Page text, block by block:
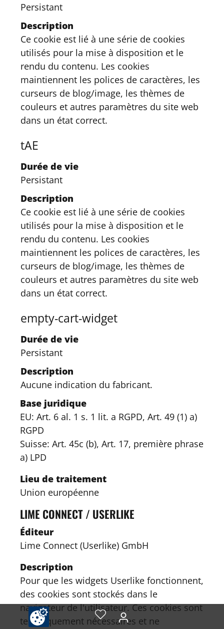
Persistant
Description
Ce cookie est lié à une série de cookies
utilisés pour la mise à disposition et le
rendu du contenu. Les cookies
maintiennent les polices de caractères, les
curseurs de blog/image, les thèmes de
couleurs et autres paramètres du site web
dans un état correct.
tAE
Durée de vie
Persistant
Description
Ce cookie est lié à une série de cookies
utilisés pour la mise à disposition et le
rendu du contenu. Les cookies
maintiennent les polices de caractères, les
curseurs de blog/image, les thèmes de
couleurs et autres paramètres du site web
dans un état correct.
empty-cart-widget
Durée de vie
Persistant
Description
Aucune indication du fabricant.
Base juridique
EU: Art. 6 al. 1 s. 1 lit. a RGPD, Art. 49 (1) a)
RGPD
Suisse: Art. 45c (b), Art. 17, première phrase
a) LPD
Lieu de traitement
Union européenne
LIME CONNECT / USERLIKE
Éditeur
Lime Connect (Userlike) GmbH
Description
Pour que les widgets Userlike fonctionnent,
des cookies sont stockés dans le
navigateur de l'utilisateur. Ces cookies sont
techniquement nécessaires et ne